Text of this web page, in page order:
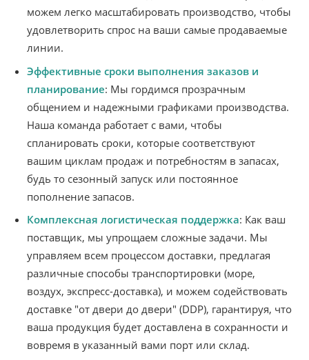
можем легко масштабировать производство, чтобы
удовлетворить спрос на ваши самые продаваемые
линии.
Эффективные сроки выполнения заказов и
планирование: Мы гордимся прозрачным
общением и надежными графиками производства.
Наша команда работает с вами, чтобы
спланировать сроки, которые соответствуют
вашим циклам продаж и потребностям в запасах,
будь то сезонный запуск или постоянное
пополнение запасов.
Комплексная логистическая поддержка: Как ваш
поставщик, мы упрощаем сложные задачи. Мы
управляем всем процессом доставки, предлагая
различные способы транспортировки (море,
воздух, экспресс-доставка), и можем содействовать
доставке "от двери до двери" (DDP), гарантируя, что
ваша продукция будет доставлена в сохранности и
вовремя в указанный вами порт или склад.